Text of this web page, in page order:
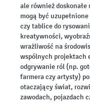
ale również
mogą być
czy tablice do
kreatywności,
wrażliwość na
wspólnych projektach
odgrywanie ról (np.
farmera czy artysty)
otaczający świat,
zawodach, pojazdach